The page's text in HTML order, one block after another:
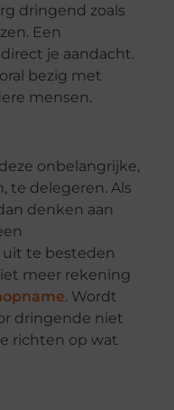
dringend zoals
Een
je aandacht.
bezig met
mensen.
onbelangrijke,
te delegeren. Als
denken aan
uit te besteden
meer rekening
. Wordt
dringende niet
richten op wat